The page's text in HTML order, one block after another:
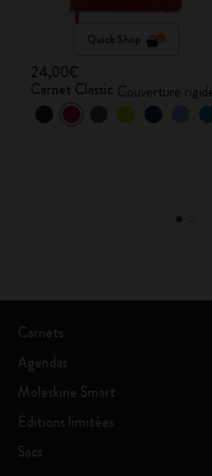
Quick Shop
24,00€
Carnet Classic Couverture
Carnets
Agendas
Moleskine Smart
Éditions limitées
Sacs